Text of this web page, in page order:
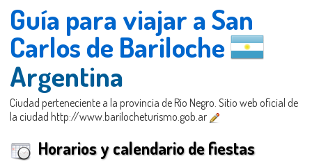
Guía para viajar a San
Carlos de Bariloche
Argentina
Ciudad perteneciente a la provincia de Rio Negro. Sitio web oficial de
la ciudad http://www.barilocheturismo.gob.ar
Horarios y calendario de fiestas